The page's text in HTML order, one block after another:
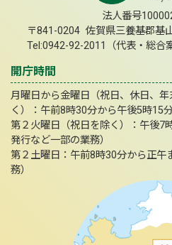
法人番号
〒841-0204 佐賀県三養基郡基
Tel:0942-92-2011（代表・総
開庁時間
月曜日から金曜日（祝日、休日、
く）：午前8時30分から午後5時15
第２火曜日（祝日を除く）：午後7
発行など一部の業務）
第２土曜日：午前8時30分から正午
務）